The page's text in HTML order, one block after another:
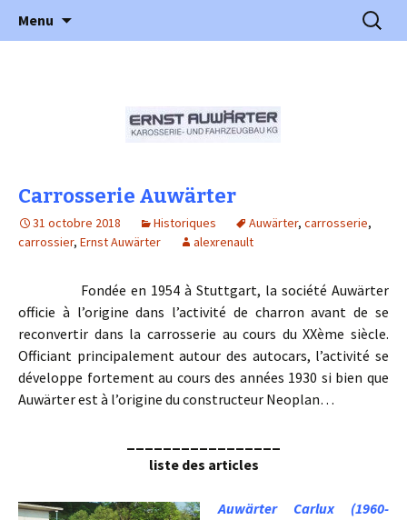
l'Automobile Ancienne
l'automobile ancienne : articles, historiques
…
Menu
Carrosserie Auwärter
31 octobre 2018 Historiques Auwärter, carrosserie,
carrossier, Ernst Auwärter alexrenault
Fondée en 1954 à Stuttgart, la société Auwärter
officie à l’origine dans l’activité de charron avant de se
reconvertir dans la carrosserie au cours du XXème siècle.
Officiant principalement autour des autocars, l’activité se
développe fortement au cours des années 1930 si bien que
Auwärter est à l’origine du constructeur Neoplan…
liste des articles
Auwärter Carlux (1960-